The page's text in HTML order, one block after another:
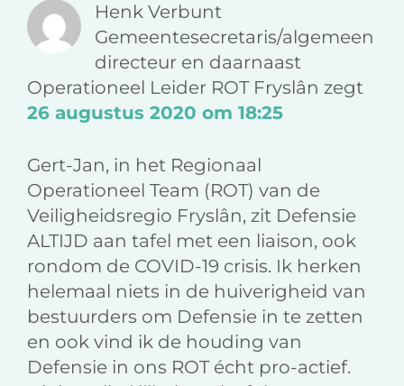
e
b
o
o
k
k
d
I
m
i
l
Henk Verbunt
Gemeentesecretaris/algemeen
directeur en daarnaast
Operationeel Leider ROT Fryslân zegt
26 augustus 2020 om 18:25
Gert-Jan, in het Regionaal
Operationeel Team (ROT) van de
Veiligheidsregio Fryslân, zit Defensie
ALTIJD aan tafel met een liaison, ook
rondom de COVID-19 crisis. Ik herken
helemaal niets in de huiverigheid van
bestuurders om Defensie in te zetten
en ook vind ik de houding van
Defensie in ons ROT écht pro-actief.